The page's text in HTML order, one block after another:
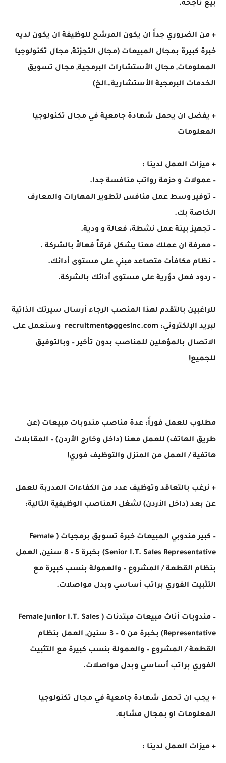
بيع ناجحة.
+ من الضروري جداً ان يكون المرشح للوظيفة ان يكون لديه
خبرة كبيرة بمجال المبيعات (مجال التجزئة, مجال تكنولوجيا
المعلومات, مجال الأستشارات البرمجية, مجال تسويق
الخدمات البرمجية الأستشارية…الخ)
+ يفضل ان يحمل شهادة جامعية في مجال تكنولوجيا
المعلومات
+ ميزات العمل لدينا :
– عمولات و حزمة رواتب منافسة جدا.
– توفير وسط عمل منافس لتطوير المهارات والمعارف
الخاصة بك.
– تجهيز بيئة عمل نشطة، فعالة و ودية.
– معرفة ان عملك معنا يشكل فرقاً فعالاً بالشركة .
– نظام مكافأت متصاعد مبني على مستوى أدائك.
– ردود فعل دوُرية على مستوى أدائك بالشركة.
للراغبين بالتقدم لهذا المنصب الرجاء أرسال سيرتك الذاتية
لبريد الإلكتروني: recruitment@ggesinc.com
وسنعمل على
الاتصال بالمؤهلين للمناصب بدون تأخير – وبالتوفيق
للجميع!
مطلوب للعمل فوراً: عدة مناصب مندوبات مبيعات (عن
طريق الهاتف) للعمل معنا (داخل وخارج الأردن) – المقابلات
هاتفية / العمل من المنزل والتوظيف فوري!
+ نرغب بالتعاقد وتوظيف عدد من الكفاءات المدربة للعمل
عن بعد (داخل الأردن) لشغل المناصب الوظيفية التالية:
– كبير مندوبي المبيعات خبرة تسويق برمجيات ( Female
Senior I.T. Sales Representative) بخبرة 5 – 8 سنين, العمل
بنظام القطعة / المشروع – والعمولة بنسب كبيرة مع
التثبيت الفوري براتب أساسي وبدل مواصلات.
– مندوبات أناث مبيعات مبتدئات ( Female Junior I.T. Sales
Representative) بخبرة من 0 – 3 سنين, العمل بنظام
القطعة / المشروع – والعمولة بنسب كبيرة مع التثبيت
الفوري براتب أساسي وبدل مواصلات.
+ يجب ان تحمل شهادة جامعية في مجال تكنولوجيا
المعلومات او بمجال مشابه.
+ ميزات العمل لدينا :